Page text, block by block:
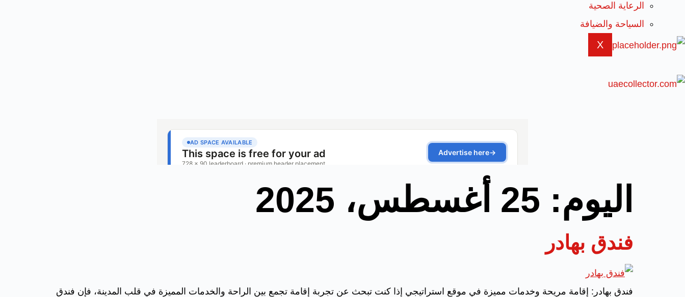
الرعاية الصحية
السياحة والضيافة
X
اليوم: 25 أغسطس، 2025
فندق بهادر
فندق بهادر: إقامة مريحة وخدمات مميزة في موقع استراتيجي إذا كنت تبحث عن تجربة إقامة تجمع بين الراحة والخدمات المميزة في قلب المدينة، فإن فندق